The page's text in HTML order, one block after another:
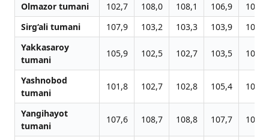
Olmazor tumani 102,7 108,0 108,1 106,9
108,4
Sirg‘ali tumani
107,9 103,2 103,3 103,9
105,4
Yakkasaroy
tumani
105,9 102,5 102,7 103,5 104,9
Yashnobod
tumani
101,8 102,7 102,8 105,4 106,9
Yangihayot
tumani
107,6 108,7 108,8 107,7 109,2